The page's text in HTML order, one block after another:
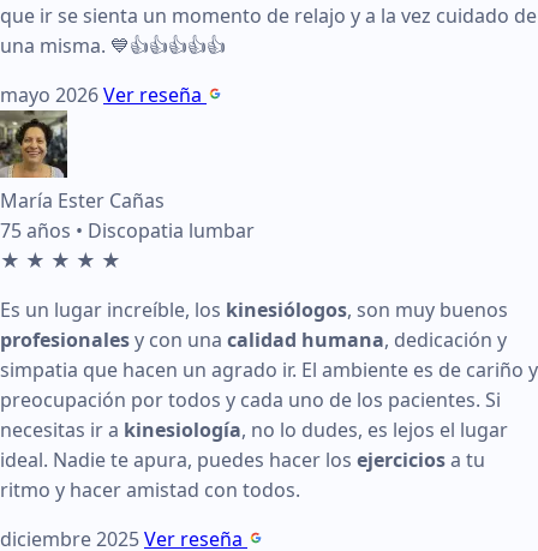
Ver en Google: Enlace a reseña de Isabel Ibañez
Reseña de María Ester Cañas en KinesicWork
Edad:75 años
Condición tratada:
Calificación:5 de 5 estrellas
Fecha:diciembre 2025
Testimonio:
Es un lugar increíble, los kinesiólogos
, son
Ver en Google: Enlace a reseña de María Ester Cañas
Reseña de Flor Cardenas en KinesicWork
Edad:67 años
que ir se sienta un momento de relajo y a la vez cuidado de
una misma. 💙👍👍👍👍👍
mayo 2026Ver reseña
María Ester Cañas
75 años • Discopatia lumbar
★ ★ ★ ★ ★
Es un lugar increíble, los kinesiólogos, son muy buenos
profesionalesy con una calidad humana, dedicación y
simpatia que hacen un agrado ir. El ambiente es de cariño y
preocupación por todos y cada uno de los pacientes. Si
necesitas ir a kinesiología, no lo dudes, es lejos el lugar
ideal. Nadie te apura, puedes hacer los ejerciciosa tu
ritmo y hacer amistad con todos.
diciembre 2025Ver reseña